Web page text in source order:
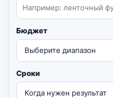
Бюджет
Сроки